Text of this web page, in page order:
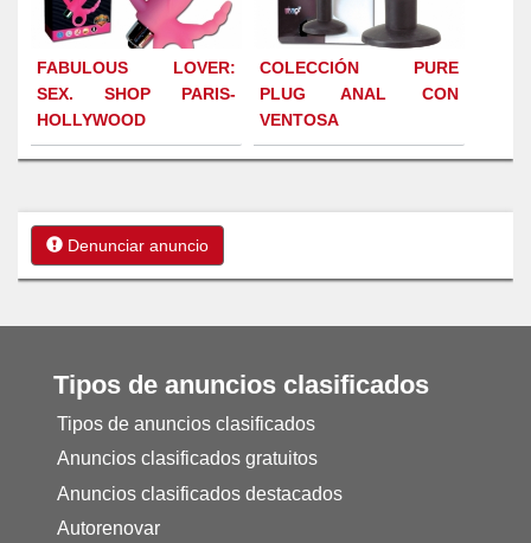
FABULOUS LOVER:
SEX. SHOP PARIS-
HOLLYWOOD
COLECCIÓN PURE
PLUG ANAL CON
VENTOSA
Denunciar anuncio
Tipos de anuncios clasificados
Tipos de anuncios clasificados
Anuncios clasificados gratuitos
Anuncios clasificados destacados
Autorenovar